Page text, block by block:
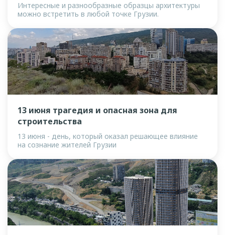
Интересные и разнообразные образцы архитектуры
можно встретить в любой точке Грузии.
13 июня трагедия и опасная зона для
строительства
13 июня - день, который оказал решающее влияние
на сознание жителей Грузии